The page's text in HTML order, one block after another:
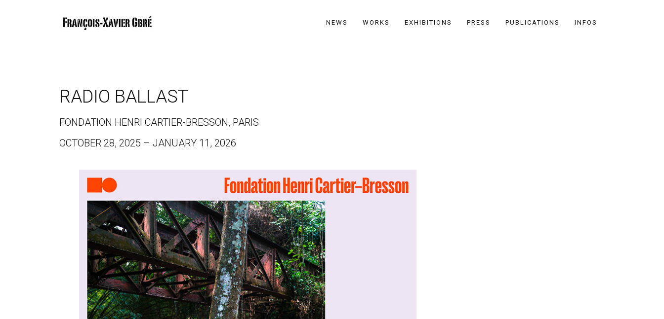
NEWS WORKS EXHIBITIONS PRESS PUBLICATIONS INFOS
RADIO BALLAST
FONDATION HENRI CARTIER-BRESSON, PARIS
OCTOBER 28, 2025 – JANUARY 11, 2026